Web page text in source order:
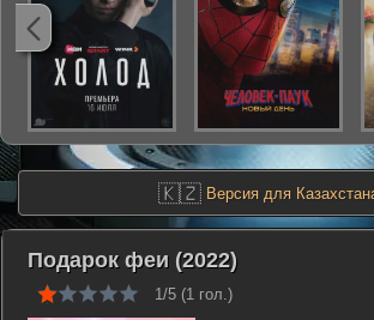
🇰🇿 Версия для
Подарок феи (2022)
1/5 (1 гол.)